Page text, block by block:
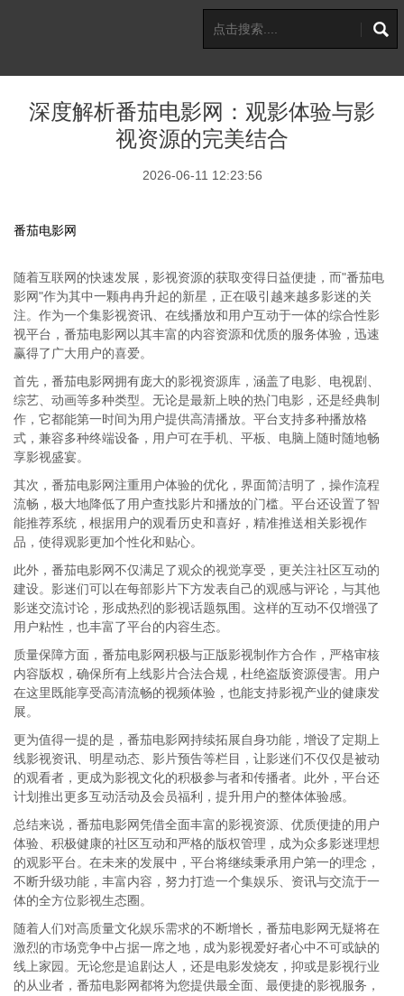
深度解析番茄电影网：观影体验与影
视资源的完美结合
2026-06-11 12:23:56
番茄电影网
随着互联网的快速发展，影视资源的获取变得日益便捷，而"番茄电
影网"作为其中一颗冉冉升起的新星，正在吸引越来越多影迷的关
注。作为一个集影视资讯、在线播放和用户互动于一体的综合性影
视平台，番茄电影网以其丰富的内容资源和优质的服务体验，迅速
赢得了广大用户的喜爱。
首先，番茄电影网拥有庞大的影视资源库，涵盖了电影、电视剧、
综艺、动画等多种类型。无论是最新上映的热门电影，还是经典制
作，它都能第一时间为用户提供高清播放。平台支持多种播放格
式，兼容多种终端设备，用户可在手机、平板、电脑上随时随地畅
享影视盛宴。
其次，番茄电影网注重用户体验的优化，界面简洁明了，操作流程
流畅，极大地降低了用户查找影片和播放的门槛。平台还设置了智
能推荐系统，根据用户的观看历史和喜好，精准推送相关影视作
品，使得观影更加个性化和贴心。
此外，番茄电影网不仅满足了观众的视觉享受，更关注社区互动的
建设。影迷们可以在每部影片下方发表自己的观感与评论，与其他
影迷交流讨论，形成热烈的影视话题氛围。这样的互动不仅增强了
用户粘性，也丰富了平台的内容生态。
质量保障方面，番茄电影网积极与正版影视制作方合作，严格审核
内容版权，确保所有上线影片合法合规，杜绝盗版资源侵害。用户
在这里既能享受高清流畅的视频体验，也能支持影视产业的健康发
展。
更为值得一提的是，番茄电影网持续拓展自身功能，增设了定期上
线影视资讯、明星动态、影片预告等栏目，让影迷们不仅仅是被动
的观看者，更成为影视文化的积极参与者和传播者。此外，平台还
计划推出更多互动活动及会员福利，提升用户的整体体验感。
总结来说，番茄电影网凭借全面丰富的影视资源、优质便捷的用户
体验、积极健康的社区互动和严格的版权管理，成为众多影迷理想
的观影平台。在未来的发展中，平台将继续秉承用户第一的理念，
不断升级功能，丰富内容，努力打造一个集娱乐、资讯与交流于一
体的全方位影视生态圈。
随着人们对高质量文化娱乐需求的不断增长，番茄电影网无疑将在
激烈的市场竞争中占据一席之地，成为影视爱好者心中不可或缺的
线上家园。无论您是追剧达人，还是电影发烧友，抑或是影视行业
的从业者，番茄电影网都将为您提供最全面、最便捷的影视服务，